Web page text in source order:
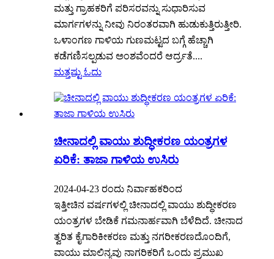
ಮತ್ತು ಗ್ರಾಹಕರಿಗೆ ಪರಿಸರವನ್ನು ಸುಧಾರಿಸುವ
ಮಾರ್ಗಗಳನ್ನು ನೀವು ನಿರಂತರವಾಗಿ ಹುಡುಕುತ್ತಿರುತ್ತೀರಿ.
ಒಳಾಂಗಣ ಗಾಳಿಯ ಗುಣಮಟ್ಟದ ಬಗ್ಗೆ ಹೆಚ್ಚಾಗಿ
ಕಡೆಗಣಿಸಲ್ಪಡುವ ಅಂಶವೆಂದರೆ ಆರ್ದ್ರತೆ....
ಮತ್ತಷ್ಟು ಓದು
ಚೀನಾದಲ್ಲಿ ವಾಯು ಶುದ್ಧೀಕರಣ ಯಂತ್ರಗಳ
ಏರಿಕೆ: ತಾಜಾ ಗಾಳಿಯ ಉಸಿರು
2024-04-23 ರಂದು ನಿರ್ವಾಹಕರಿಂದ
ಇತ್ತೀಚಿನ ವರ್ಷಗಳಲ್ಲಿ ಚೀನಾದಲ್ಲಿ ವಾಯು ಶುದ್ಧೀಕರಣ
ಯಂತ್ರಗಳ ಬೇಡಿಕೆ ಗಮನಾರ್ಹವಾಗಿ ಬೆಳೆದಿದೆ. ಚೀನಾದ
ತ್ವರಿತ ಕೈಗಾರಿಕೀಕರಣ ಮತ್ತು ನಗರೀಕರಣದೊಂದಿಗೆ,
ವಾಯು ಮಾಲಿನ್ಯವು ನಾಗರಿಕರಿಗೆ ಒಂದು ಪ್ರಮುಖ